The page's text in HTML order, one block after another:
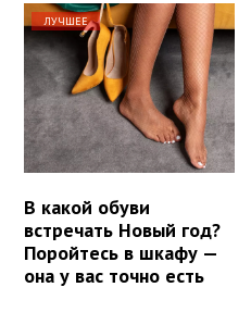
ЛУЧШЕЕ
В какой обуви
встречать Новый год?
Поройтесь в шкафу —
она у вас точно есть